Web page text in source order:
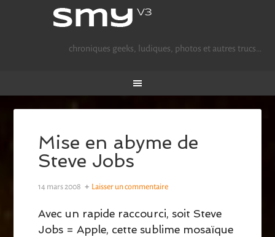
chroniques geeks, ludiques, photos et autres trucs…
Mise en abyme de
Steve Jobs
14 mars 2008 Laisser un commentaire
Avec un rapide raccourci, soit Steve
Jobs = Apple, cette sublime mosaïque